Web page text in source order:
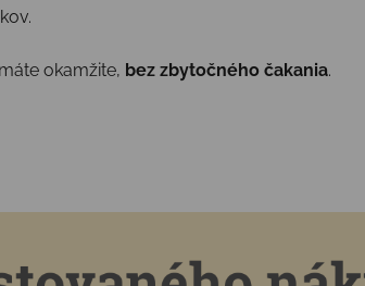
okamžite, bez zbytočného čakania.